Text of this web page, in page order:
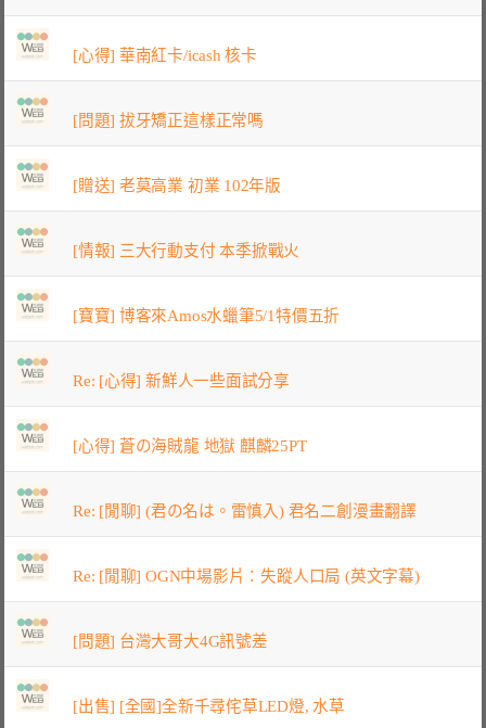
[心得] 華南紅卡/icash 核卡
[問題] 拔牙矯正這樣正常嗎
[贈送] 老莫高業 初業 102年版
[情報] 三大行動支付 本季掀戰火
[寶寶] 博客來Amos水蠟筆5/1特價五折
Re: [心得] 新鮮人一些面試分享
[心得] 蒼の海賊龍 地獄 麒麟25PT
Re: [閒聊] (君の名は。雷慎入) 君名二創漫畫翻譯
Re: [閒聊] OGN中場影片：失蹤人口局 (英文字幕)
[問題] 台灣大哥大4G訊號差
[出售] [全國]全新千尋侘草LED燈, 水草